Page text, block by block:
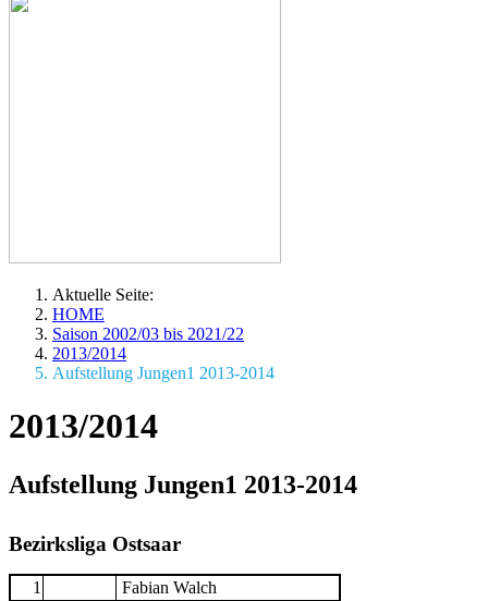
Aktuelle Seite:
HOME
Saison 2002/03 bis 2021/22
2013/2014
Aufstellung Jungen1 2013-2014
2013/2014
Aufstellung Jungen1 2013-2014
Bezirksliga Ostsaar
1
Fabian Walch